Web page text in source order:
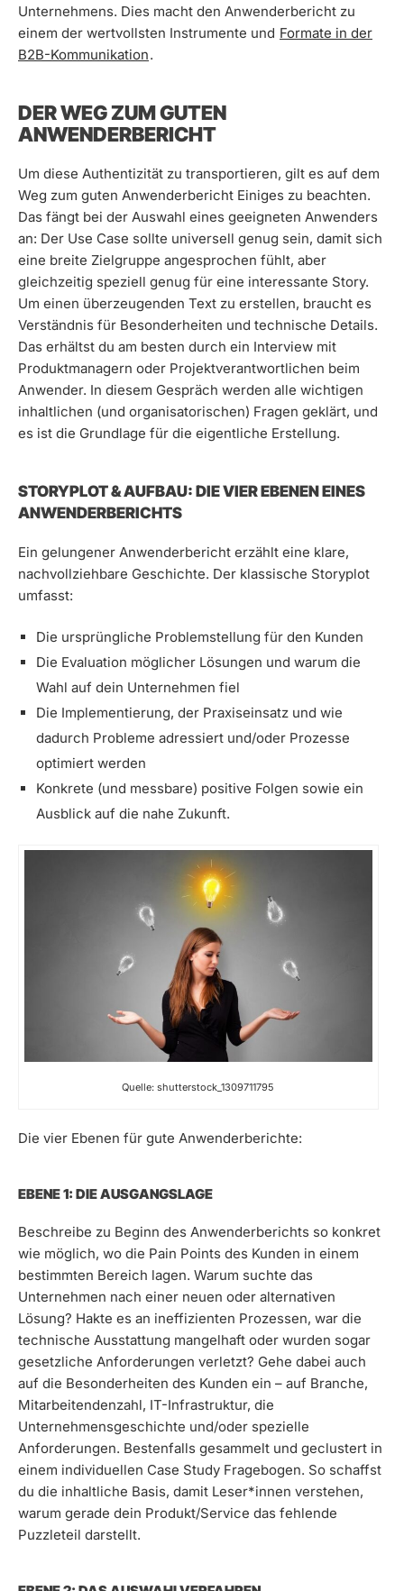
Unternehmens. Dies macht den Anwenderbericht zu
einem der wertvollsten Instrumente und Formate in der
B2B-Kommunikation.
DER WEG ZUM GUTEN
ANWENDERBERICHT
Um diese Authentizität zu transportieren, gilt es auf dem
Weg zum guten Anwenderbericht Einiges zu beachten.
Das fängt bei der Auswahl eines geeigneten Anwenders
an: Der Use Case sollte universell genug sein, damit sich
eine breite Zielgruppe angesprochen fühlt, aber
gleichzeitig speziell genug für eine interessante Story.
Um einen überzeugenden Text zu erstellen, braucht es
Verständnis für Besonderheiten und technische Details.
Das erhältst du am besten durch ein Interview mit
Produktmanagern oder Projektverantwortlichen beim
Anwender. In diesem Gespräch werden alle wichtigen
inhaltlichen (und organisatorischen) Fragen geklärt, und
es ist die Grundlage für die eigentliche Erstellung.
STORYPLOT & AUFBAU: DIE VIER EBENEN EINES
ANWENDERBERICHTS
Ein gelungener Anwenderbericht erzählt eine klare,
nachvollziehbare Geschichte. Der klassische Storyplot
umfasst:
Die ursprüngliche Problemstellung für den Kunden
Die Evaluation möglicher Lösungen und warum die
Wahl auf dein Unternehmen fiel
Die Implementierung, der Praxiseinsatz und wie
dadurch Probleme adressiert und/oder Prozesse
optimiert werden
Konkrete (und messbare) positive Folgen sowie ein
Ausblick auf die nahe Zukunft.
Quelle: shutterstock_1309711795
Die vier Ebenen für gute Anwenderberichte:
EBENE 1: DIE AUSGANGSLAGE
Beschreibe zu Beginn des Anwenderberichts so konkret
wie möglich, wo die Pain Points des Kunden in einem
bestimmten Bereich lagen. Warum suchte das
Unternehmen nach einer neuen oder alternativen
Lösung? Hakte es an ineffizienten Prozessen, war die
technische Ausstattung mangelhaft oder wurden sogar
gesetzliche Anforderungen verletzt? Gehe dabei auch
auf die Besonderheiten des Kunden ein – auf Branche,
Mitarbeitendenzahl, IT-Infrastruktur, die
Unternehmensgeschichte und/oder spezielle
Anforderungen. Bestenfalls gesammelt und geclustert in
einem individuellen Case Study Fragebogen. So schaffst
du die inhaltliche Basis, damit Leser*innen verstehen,
warum gerade dein Produkt/Service das fehlende
Puzzleteil darstellt.